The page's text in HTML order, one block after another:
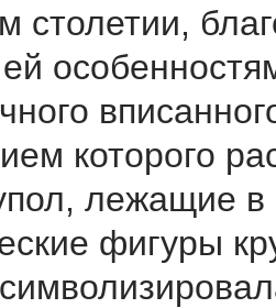
столетии,
которого
лежащие в
фигуры